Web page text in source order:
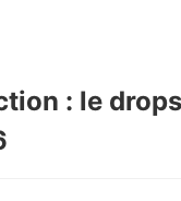
: le